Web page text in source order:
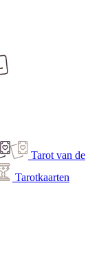
Tarot van de
Tarotkaarten